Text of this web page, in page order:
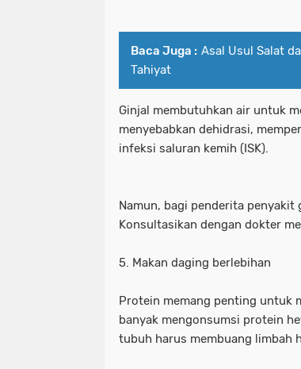
Baca Juga : Asal Usul Salat
Tahiyat
Ginjal membutuhkan air untuk
menyebabkan dehidrasi,
infeksi saluran kemih (ISK).
Namun, bagi penderita
Konsultasikan dengan dokter
5. Makan daging berlebihan
Protein memang penting untuk
banyak mengonsumsi protein
tubuh harus membuang limbah